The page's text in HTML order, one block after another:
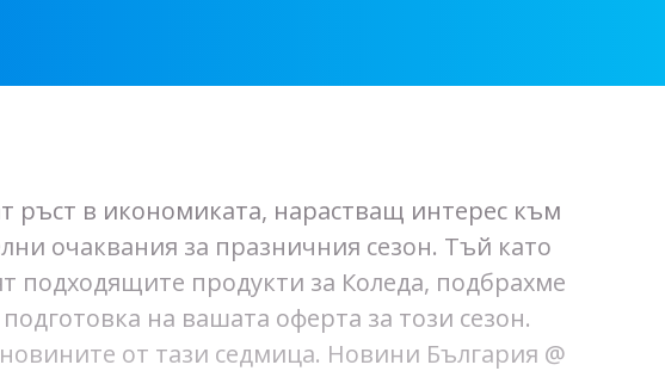
ръст в икономиката, нарастващ интерес към
очаквания за празничния сезон. Тъй като
подходящите продукти за Коледа, подбрахме
на вашата оферта за този сезон.
от тази седмица. Новини България @